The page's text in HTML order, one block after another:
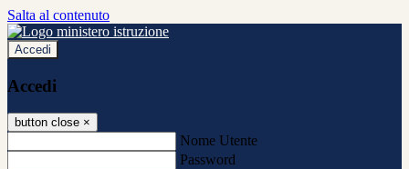
Salta al contenuto
Accedi
Accedi
button close ×
Nome Utente
Password